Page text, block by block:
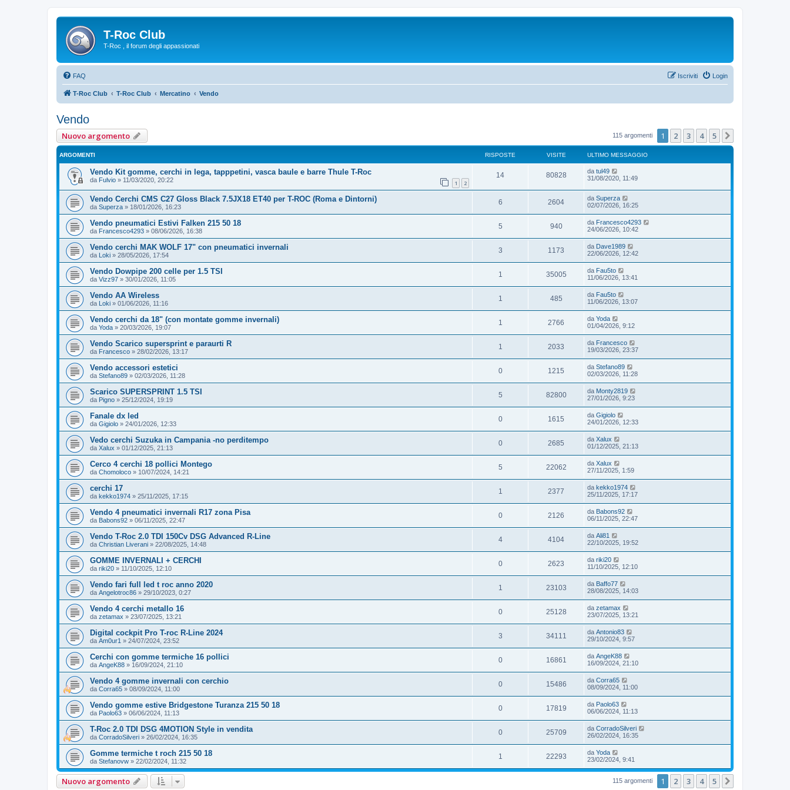
T-Roc Club
T-Roc , il forum degli appassionati
FAQ Login
Iscriviti
T-Roc Club T-Roc Club Mercatino Vendo
Vendo
Nuovo argomento 115 argomenti 1 2 3 4 5
ARGOMENTI RISPOSTE VISITE ULTIMO MESSAGGIO
Vendo Kit gomme, cerchi in lega, tapppetini, vasca baule e barre Thule T-Roc
da Fulvio » 11/03/2020, 20:22 1 2
14 80828 da tul49
31/08/2020, 11:49
Vendo Cerchi CMS C27 Gloss Black 7.5JX18 ET40 per T-ROC (Roma e Dintorni)
da Superza » 18/01/2026, 16:23
6 2604 da Superza
02/07/2026, 16:25
Vendo pneumatici Estivi Falken 215 50 18
da Francesco4293 » 08/06/2026, 16:38
5 940 da Francesco4293
24/06/2026, 10:42
Vendo cerchi MAK WOLF 17" con pneumatici invernali
da Loki » 28/05/2026, 17:54
3 1173 da Dave1989
22/06/2026, 12:42
Vendo Dowpipe 200 celle per 1.5 TSI
da Vizz97 » 30/01/2026, 11:05
1 35005 da Fau5to
11/06/2026, 13:41
Vendo AA Wireless
da Loki » 01/06/2026, 11:16
1 485 da Fau5to
11/06/2026, 13:07
Vendo cerchi da 18" (con montate gomme invernali)
da Yoda » 20/03/2026, 19:07
1 2766 da Yoda
01/04/2026, 9:12
Vendo Scarico supersprint e paraurti R
da Francesco » 28/02/2026, 13:17
1 2033 da Francesco
19/03/2026, 23:37
Vendo accessori estetici
da Stefano89 » 02/03/2026, 11:28
0 1215 da Stefano89
02/03/2026, 11:28
Scarico SUPERSPRINT 1.5 TSI
da Pigno » 25/12/2024, 19:19
5 82800 da Monty2819
27/01/2026, 9:23
Fanale dx led
da Gigiolo » 24/01/2026, 12:33
0 1615 da Gigiolo
24/01/2026, 12:33
Vedo cerchi Suzuka in Campania -no perditempo
da Xalux » 01/12/2025, 21:13
0 2685 da Xalux
01/12/2025, 21:13
Cerco 4 cerchi 18 pollici Montego
da Chomoloco » 10/07/2024, 14:21
5 22062 da Xalux
27/11/2025, 1:59
cerchi 17
da kekko1974 » 25/11/2025, 17:15
1 2377 da kekko1974
25/11/2025, 17:17
Vendo 4 pneumatici invernali R17 zona Pisa
da Babons92 » 06/11/2025, 22:47
0 2126 da Babons92
06/11/2025, 22:47
Vendo T-Roc 2.0 TDI 150Cv DSG Advanced R-Line
da Christian Liverani » 22/08/2025, 14:48
4 4104 da Ali81
22/10/2025, 19:52
GOMME INVERNALI + CERCHI
da riki20 » 11/10/2025, 12:10
0 2623 da riki20
11/10/2025, 12:10
Vendo fari full led t roc anno 2020
da Angelotroc86 » 29/10/2023, 0:27
1 23103 da Baffo77
28/08/2025, 14:03
Vendo 4 cerchi metallo 16
da zetamax » 23/07/2025, 13:21
0 25128 da zetamax
23/07/2025, 13:21
Digital cockpit Pro T-roc R-Line 2024
da Am0ur1 » 24/07/2024, 23:52
3 34111 da Antonio83
29/10/2024, 9:57
Cerchi con gomme termiche 16 pollici
da AngeK88 » 16/09/2024, 21:10
0 16861 da AngeK88
16/09/2024, 21:10
Vendo 4 gomme invernali con cerchio
da Corra65 » 08/09/2024, 11:00
0 15486 da Corra65
08/09/2024, 11:00
Vendo gomme estive Bridgestone Turanza 215 50 18
da Paolo63 » 06/06/2024, 11:13
0 17819 da Paolo63
06/06/2024, 11:13
T-Roc 2.0 TDI DSG 4MOTION Style in vendita
da CorradoSilveri » 26/02/2024, 16:35
0 25709 da CorradoSilveri
26/02/2024, 16:35
Gomme termiche t roch 215 50 18
da Stefanovw » 22/02/2024, 11:32
1 22293 da Yoda
23/02/2024, 9:41
Nuovo argomento 115 argomenti 1 2 3 4 5